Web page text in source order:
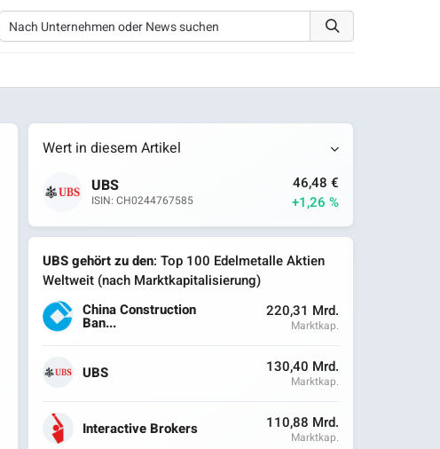
Wert in diesem Artikel
UBS
ISIN: CH0244767585
46,48 €
+1,26 %
UBS gehört zu den: Top 100 Edelmetalle Aktien
Weltweit (nach Marktkapitalisierung)
China Construction
Ban...
220,31 Mrd.
Marktkap.
UBS 130,40 Mrd.
Marktkap.
Interactive Brokers 110,88 Mrd.
Marktkap.